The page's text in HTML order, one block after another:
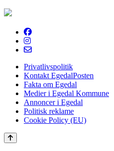
EgedalPosten
Privatlivspolitik
Kontakt EgedalPosten
Fakta om Egedal
Medier i Egedal Kommune
Annoncer i Egedal
Politisk reklame
Cookie Policy (EU)
Scroll
to